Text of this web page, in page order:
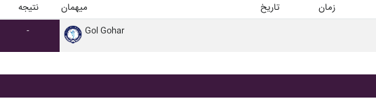
نتیجه میهمان تاریخ زمان
- Gol Gohar